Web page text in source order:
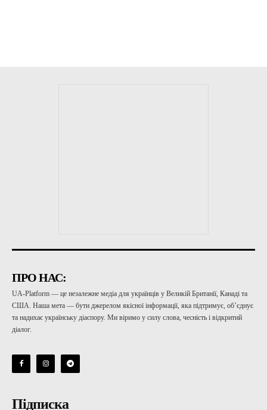
ПРО НАС:
UA-Platform — це незалежне медіа для українців у Великій Британії, Канаді та
США. Наша мета — бути джерелом якісної інформації, яка підтримує, об’єднує
та надихає українську діаспору. Ми віримо у силу слова, чесність і відкритий
діалог.
Підписка